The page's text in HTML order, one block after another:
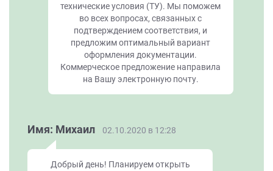
технические условия (ТУ). Мы поможем
во всех вопросах, связанных с
подтверждением соответствия, и
предложим оптимальный вариант
оформления документации.
Коммерческое предложение направила
на Вашу электронную почту.
Имя: Михаил 02.10.2020 в 12:28
Добрый день! Планируем открыть